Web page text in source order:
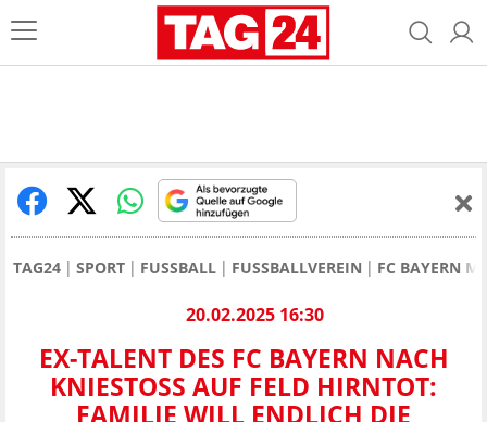
TAG24 SPORT FUSSBALL FUSSBALLVEREIN FC BAYERN
20.02.2025 16:30
EX-TALENT DES FC BAYERN NACH
KNIESTOSS AUF FELD HIRNTOT: F
AMILIE WILL ENDLICH DIE W